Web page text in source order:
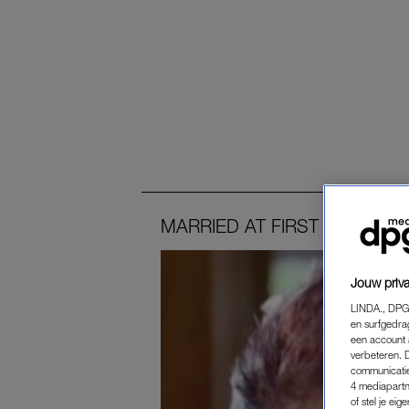
MARRIED AT FIRST SIGHT
Jouw
LINDA.,
en
een account
verbeteren.
4
of stel je